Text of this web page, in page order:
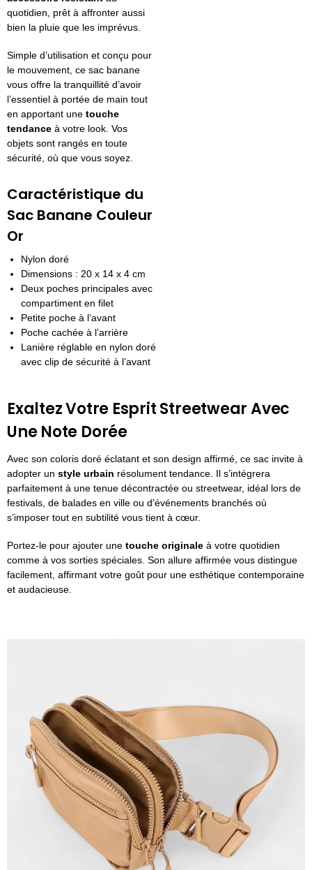
quotidien, prêt à affronter aussi
bien la pluie que les imprévus.
Simple d’utilisation et conçu pour
le mouvement, ce sac banane
vous offre la tranquillité d’avoir
l’essentiel à portée de main tout
en apportant une touche
tendance à votre look. Vos
objets sont rangés en toute
sécurité, où que vous soyez.
Caractéristique du
Sac Banane Couleur
Or
Nylon doré
Dimensions : 20 x 14 x 4 cm
Deux poches principales avec
compartiment en filet
Petite poche à l’avant
Poche cachée à l’arrière
Lanière réglable en nylon doré
avec clip de sécurité à l’avant
Exaltez Votre Esprit Streetwear Avec
Une Note Dorée
Avec son coloris doré éclatant et son design affirmé, ce sac invite à
adopter un style urbain résolument tendance. Il s’intégrera
parfaitement à une tenue décontractée ou streetwear, idéal lors de
festivals, de balades en ville ou d’événements branchés où
s’imposer tout en subtilité vous tient à cœur.
Portez-le pour ajouter une touche originale à votre quotidien
comme à vos sorties spéciales. Son allure affirmée vous distingue
facilement, affirmant votre goût pour une esthétique contemporaine
et audacieuse.